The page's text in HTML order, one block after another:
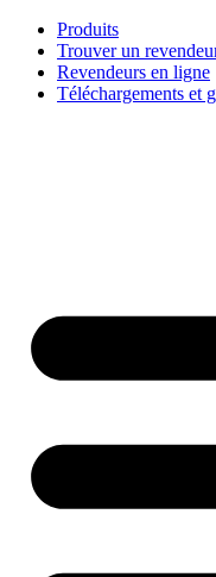
Aller
contenu
Produits
Trouver un
Revendeurs en ligne
Téléchargements et